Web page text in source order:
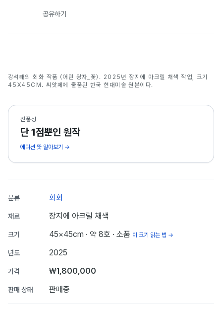
공유하기
강석태
강석태의 회화 작품 〈어린 왕자_꽃〉. 2025년 장지에 아크릴 채색 작업, 크기
45X45CM. 씨앗페에 출품된 한국 현대미술 원본이다.
진품성
단 1점뿐인 원작
에디션 뜻 알아보기 →
분류 회화
재료 장지에 아크릴 채색
크기 45×45cm · 약 8호 · 소품 이 크기 읽는 법 →
년도 2025
가격 ₩1,800,000
판매 상태 판매중